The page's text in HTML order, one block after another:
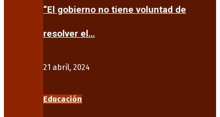
“El gobierno no tiene voluntad de
resolver el…
21 abril, 2024
Educación